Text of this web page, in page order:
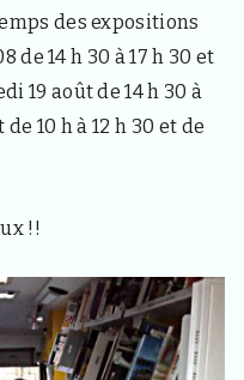
des expositions
de 14 h 30 à 17 h 30 et
19 août de 14 h 30 à
10 h à 12 h 30 et de
!!